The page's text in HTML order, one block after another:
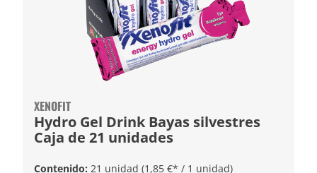
XENOFIT
Hydro Gel Drink Bayas silvestres
Caja de 21 unidades
Contenido: 21 unidad (1,85 €* / 1 unidad)